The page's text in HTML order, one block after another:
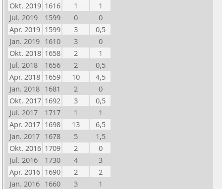
Okt. 2019 1616 1
1
Jul. 2019
1599 0
0
Apr. 2019 1599 3
0,5
Jan. 2019 1610 3
0
Okt. 2018 1658 2
1
Jul. 2018
1656 2
0,5
Apr. 2018 1659 10
4,5
Jan. 2018 1681 2
0
Okt. 2017 1692 3
0,5
Jul. 2017
1717 1
1
Apr. 2017 1698 13
6,5
Jan. 2017 1678 5
1,5
Okt. 2016 1709 2
0
Jul. 2016
1730 4
3
Apr. 2016 1690 2
2
Jan. 2016 1660 3
1